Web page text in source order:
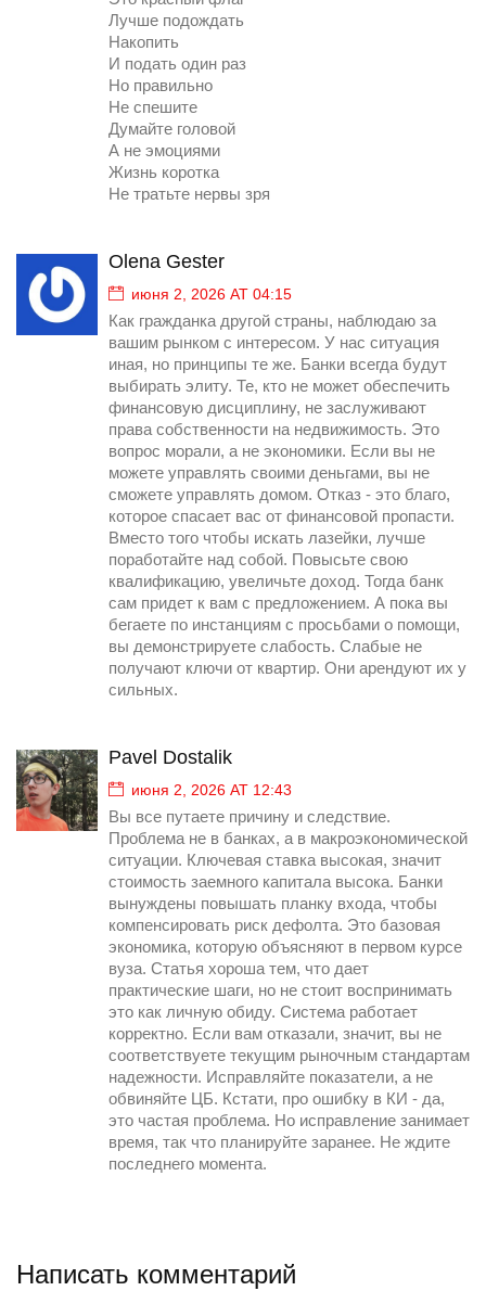
Лучше подождать
Накопить
И подать один раз
Но правильно
Не спешите
Думайте головой
А не эмоциями
Жизнь коротка
Не тратьте нервы зря
Olena Gester
июня 2, 2026 AT 04:15
Как гражданка другой страны, наблюдаю за
вашим рынком с интересом. У нас ситуация
иная, но принципы те же. Банки всегда будут
выбирать элиту. Те, кто не может обеспечить
финансовую дисциплину, не заслуживают
права собственности на недвижимость. Это
вопрос морали, а не экономики. Если вы не
можете управлять своими деньгами, вы не
сможете управлять домом. Отказ - это благо,
которое спасает вас от финансовой пропасти.
Вместо того чтобы искать лазейки, лучше
поработайте над собой. Повысьте свою
квалификацию, увеличьте доход. Тогда банк
сам придет к вам с предложением. А пока вы
бегаете по инстанциям с просьбами о помощи,
вы демонстрируете слабость. Слабые не
получают ключи от квартир. Они арендуют их у
сильных.
Pavel Dostalik
июня 2, 2026 AT 12:43
Вы все путаете причину и следствие.
Проблема не в банках, а в макроэкономической
ситуации. Ключевая ставка высокая, значит
стоимость заемного капитала высока. Банки
вынуждены повышать планку входа, чтобы
компенсировать риск дефолта. Это базовая
экономика, которую объясняют в первом курсе
вуза. Статья хороша тем, что дает
практические шаги, но не стоит воспринимать
это как личную обиду. Система работает
корректно. Если вам отказали, значит, вы не
соответствуете текущим рыночным стандартам
надежности. Исправляйте показатели, а не
обвиняйте ЦБ. Кстати, про ошибку в КИ - да,
это частая проблема. Но исправление занимает
время, так что планируйте заранее. Не ждите
последнего момента.
Написать комментарий